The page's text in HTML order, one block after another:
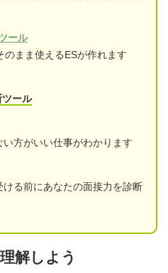
ール
まま使えるESが作れます
ツール
方がいい仕事がわかります
る前にあなたの面接力を診断
解しよう